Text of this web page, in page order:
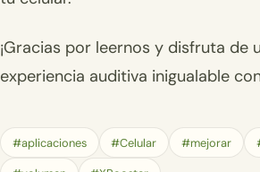
¡Gracias por leernos y disfruta de
experiencia auditiva inigualable
#aplicaciones #Celular #mejorar